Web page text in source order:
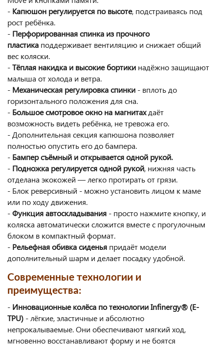
- Капюшон регулируется по высоте, подстраиваясь под
рост ребёнка.
- Перфорированная спинка из прочного
пластика поддерживает вентиляцию и снижает общий
вес коляски.
-Тёплая накидка и высокие бортики надёжно защищают
малыша от холода и ветра.
- Механическая регулировка спинки - вплоть до
горизонтального положения для сна.
- Большое смотровое окно на магнитахдаёт
возможность видеть ребёнка, не тревожа его.
- Дополнительная секция капюшона позволяет
полностью опустить его до бампера.
- Бампер съёмный и открывается одной рукой.
- Подножка регулируется одной рукой, нижняя часть
отделана экокожей — легко протирать от грязи.
- Блок реверсивный - можно установить лицом к маме
или по ходу движения.
-Функция автоскладывания - просто нажмите кнопку, и
коляска автоматически сложится вместе с прогулочным
блоком в компактный формат.
- Рельефная обивка сиденья придаёт модели
дополнительный шарм и делает посадку удобной.
Современные технологии и
преимущества:
- Инновационные колёса по технологии Infinergy® (E-
TPU) - лёгкие, эластичные и абсолютно
непрокалываемые. Они обеспечивают мягкий ход,
мгновенно восстанавливают форму и не боятся